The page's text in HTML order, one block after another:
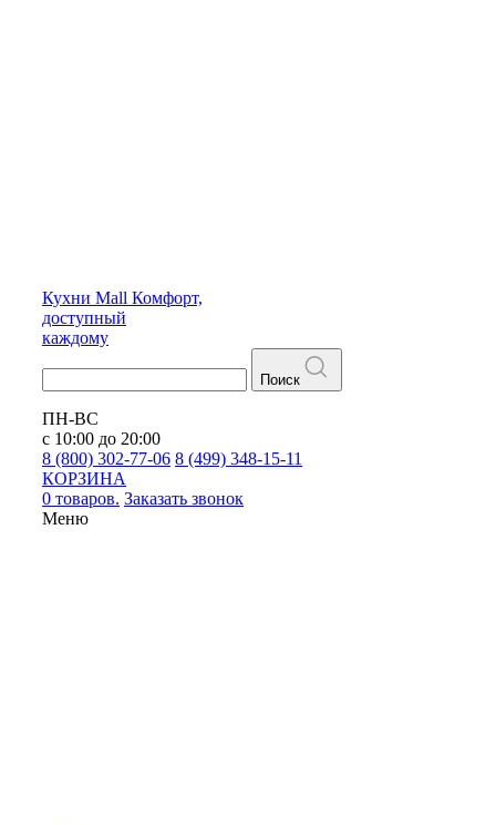
Кухни Mall Комфорт,
доступный
каждому
Поиск
ПН-ВС
с 10:00 до 20:00
8 (800) 302-77-06 8 (499) 348-15-11
КОРЗИНА
0 товаров. Заказать звонок
Меню